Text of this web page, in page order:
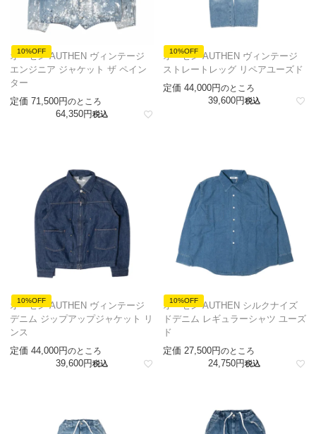
10%OFF
オーセン AUTHEN ヴィンテージ
エンジニア ジャケット ザ ペイン
ター
定価 71,500 のところ
64,350 税込
10%OFF
オーセン AUTHEN ヴィンテージ
ストレートレッグ リペアユーズド
定価 44,000 のところ
39,600 税込
10%OFF
オーセン AUTHEN ヴィンテージ
デニム ジップアップジャケット リ
ンス
定価 44,000 のところ
39,600 税込
10%OFF
オーセン AUTHEN シルクナイズ
ドデニム レギュラーシャツ ユーズ
ド
定価 27,500 のところ
24,750 税込